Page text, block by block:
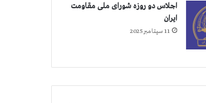
اجلاس دو روزه شورای ملی مقاومت
ایران
11 سپتامبر 2025